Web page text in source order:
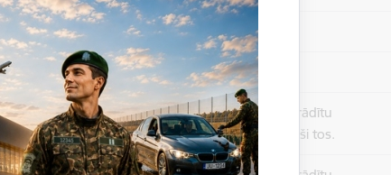
Sesijas uzturēšana no slodzes dalīšanas viedokļa.
Drošības politikas sesija.
Sīkdatne ir nepieciešama, lai visiem lietotājiem nerādītu
ziņojumus pēc tam, kad viņi ir izlasījuši un aizvēruši tos.